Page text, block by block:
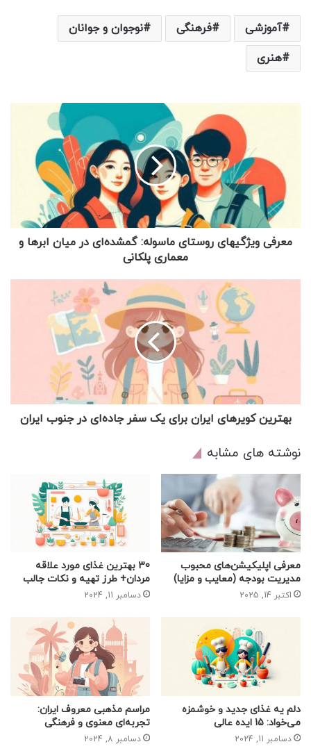
آموزشی فرهنگی
نوجوان و جوانان
هنری
معرفی ویژگیهای روستای ماسوله: گمشده‌ای در میان ابرها و
معماری پلکانی
بهترین کویرهای ایران برای یک سفر جاده‌ای در جنوب ایران
نوشته های مشابه
معرفی اپلیکیشن‌های محبوب
مدیریت بودجه (معایب و مزایا)
اکتبر 14, 2025
30 بهترین غذای مورد علاقه
مردان+ طرز تهیه و نکات جالب
دسامبر 11, 2024
دلم یه غذای جدید و خوشمزه
می‌خواد: 15 ایده عالی
دسامبر 11, 2024
مراسم مذهبی معروف ایران:
تجربه‌ای معنوی و فرهنگی
دسامبر 8, 2024